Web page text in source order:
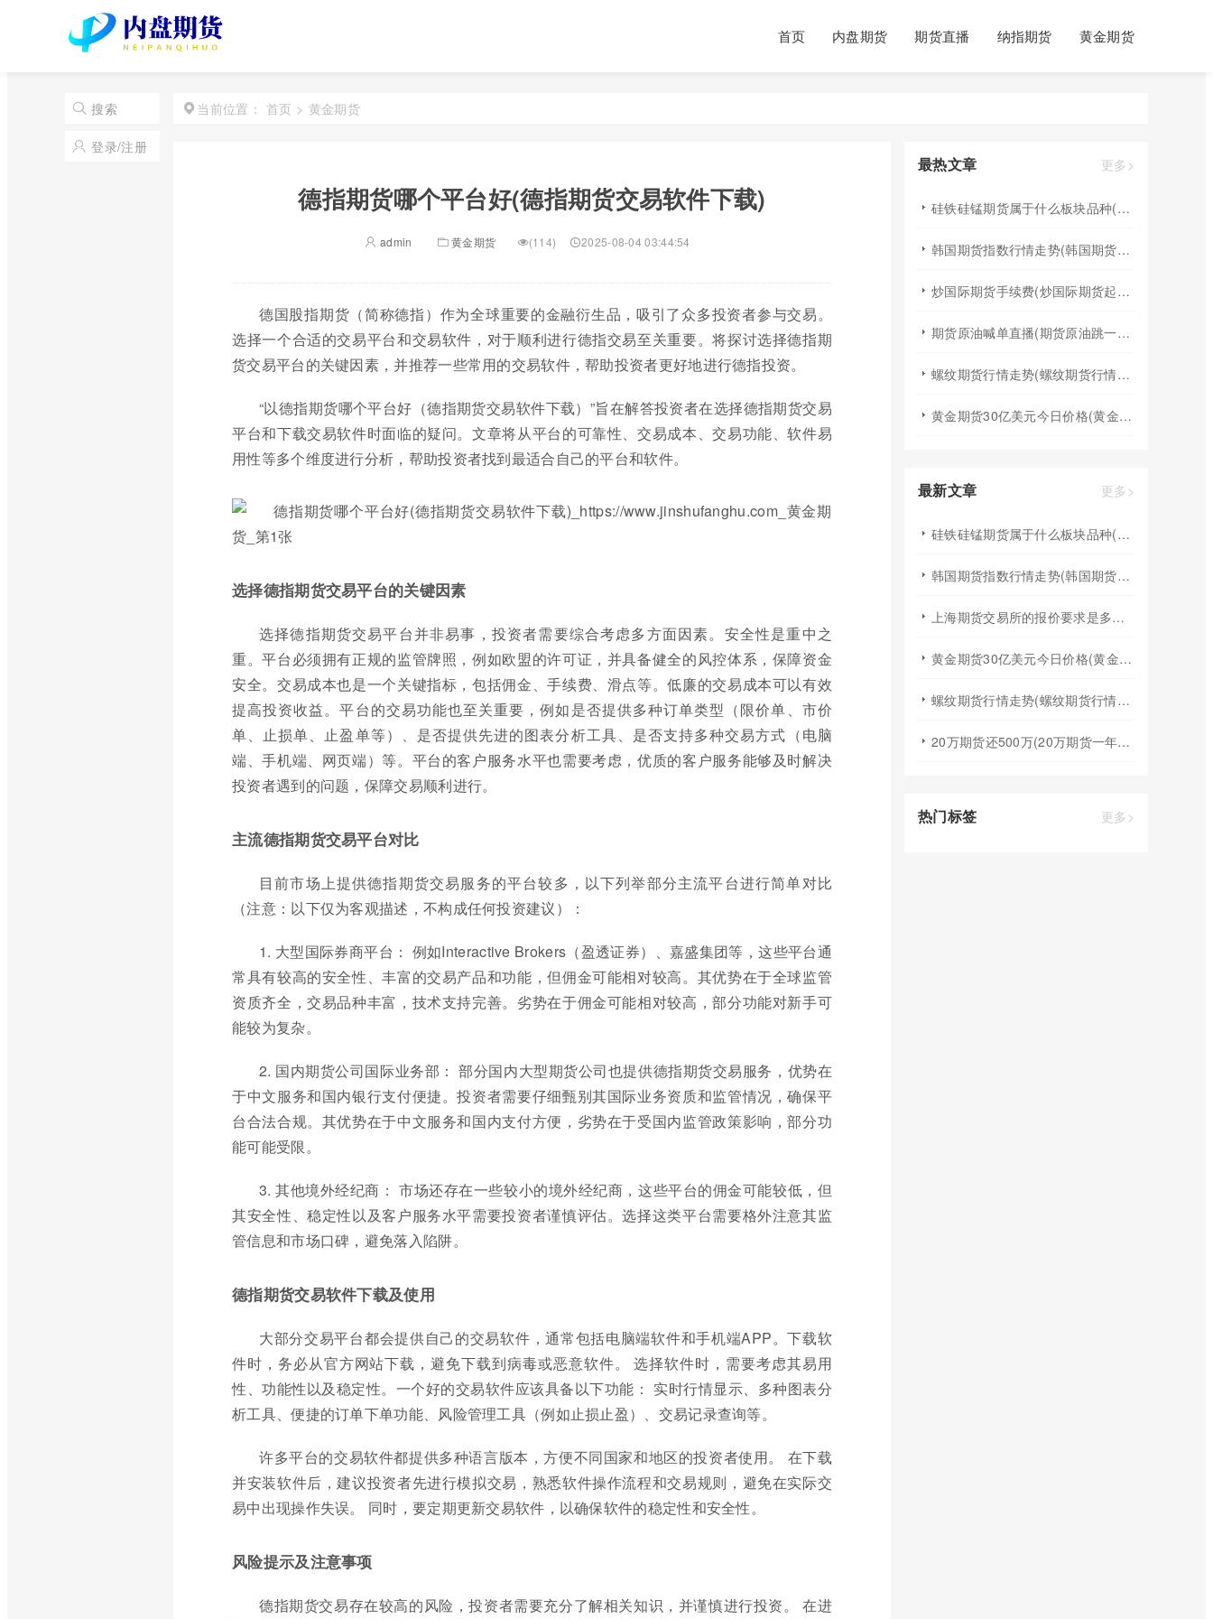
首页 内盘期货 期货直播 纳指期货 黄金期货
搜索
登录/注册
当前位置： 首页 > 黄金期货
德指期货哪个平台好(德指期货交易软件下载)
admin 黄金期货 (114) 2025-08-04 03:44:54
德国股指期货（简称德指）作为全球重要的金融衍生品，吸引了众多投资者参与交易。
选择一个合适的交易平台和交易软件，对于顺利进行德指交易至关重要。将探讨选择德指期
货交易平台的关键因素，并推荐一些常用的交易软件，帮助投资者更好地进行德指投资。
“以德指期货哪个平台好（德指期货交易软件下载）”旨在解答投资者在选择德指期货交易
平台和下载交易软件时面临的疑问。文章将从平台的可靠性、交易成本、交易功能、软件易
用性等多个维度进行分析，帮助投资者找到最适合自己的平台和软件。
选择德指期货交易平台的关键因素
选择德指期货交易平台并非易事，投资者需要综合考虑多方面因素。安全性是重中之
重。平台必须拥有正规的监管牌照，例如欧盟的许可证，并具备健全的风控体系，保障资金
安全。交易成本也是一个关键指标，包括佣金、手续费、滑点等。低廉的交易成本可以有效
提高投资收益。平台的交易功能也至关重要，例如是否提供多种订单类型（限价单、市价
单、止损单、止盈单等）、是否提供先进的图表分析工具、是否支持多种交易方式（电脑
端、手机端、网页端）等。平台的客户服务水平也需要考虑，优质的客户服务能够及时解决
投资者遇到的问题，保障交易顺利进行。
主流德指期货交易平台对比
目前市场上提供德指期货交易服务的平台较多，以下列举部分主流平台进行简单对比
（注意：以下仅为客观描述，不构成任何投资建议）：
1. 大型国际券商平台： 例如Interactive Brokers（盈透证券）、嘉盛集团等，这些平台通
常具有较高的安全性、丰富的交易产品和功能，但佣金可能相对较高。其优势在于全球监管
资质齐全，交易品种丰富，技术支持完善。劣势在于佣金可能相对较高，部分功能对新手可
能较为复杂。
2. 国内期货公司国际业务部： 部分国内大型期货公司也提供德指期货交易服务，优势在
于中文服务和国内银行支付便捷。投资者需要仔细甄别其国际业务资质和监管情况，确保平
台合法合规。其优势在于中文服务和国内支付方便，劣势在于受国内监管政策影响，部分功
能可能受限。
3. 其他境外经纪商： 市场还存在一些较小的境外经纪商，这些平台的佣金可能较低，但
其安全性、稳定性以及客户服务水平需要投资者谨慎评估。选择这类平台需要格外注意其监
管信息和市场口碑，避免落入陷阱。
德指期货交易软件下载及使用
大部分交易平台都会提供自己的交易软件，通常包括电脑端软件和手机端APP。下载软
件时，务必从官方网站下载，避免下载到病毒或恶意软件。 选择软件时，需要考虑其易用
性、功能性以及稳定性。一个好的交易软件应该具备以下功能： 实时行情显示、多种图表分
析工具、便捷的订单下单功能、风险管理工具（例如止损止盈）、交易记录查询等。
许多平台的交易软件都提供多种语言版本，方便不同国家和地区的投资者使用。 在下载
并安装软件后，建议投资者先进行模拟交易，熟悉软件操作流程和交易规则，避免在实际交
易中出现操作失误。 同时，要定期更新交易软件，以确保软件的稳定性和安全性。
风险提示及注意事项
德指期货交易存在较高的风险，投资者需要充分了解相关知识，并谨慎进行投资。 在进
最热文章 更多>
硅铁硅锰期货属于什么板块品种(硅铁硅锰行情趋势)
韩国期货指数行情走势(韩国期货指数行情走势图)
炒国际期货手续费(炒国际期货起步多少资金)
期货原油喊单直播(期货原油跳一个点多少钱)
螺纹期货行情走势(螺纹期货行情走势图)
黄金期货30亿美元今日价格(黄金期货30亿美元今日价格走势)
最新文章 更多>
硅铁硅锰期货属于什么板块品种(硅铁硅锰行情趋势)
韩国期货指数行情走势(韩国期货指数行情走势图)
上海期货交易所的报价要求是多少(上海期货交易所的报价要求是多少钱)
黄金期货30亿美元今日价格(黄金期货30亿美元今日价格走势)
螺纹期货行情走势(螺纹期货行情走势图)
20万期货还500万(20万期货一年能挣多少)
热门标签 更多>